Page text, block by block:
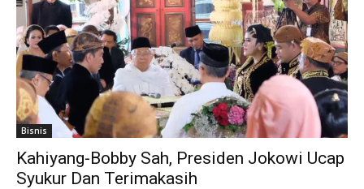
Bisnis
Kahiyang-Bobby Sah, Presiden Jokowi Ucap
Syukur Dan Terimakasih